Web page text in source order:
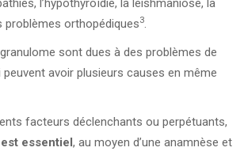
l’hypothyroïdie, la leishmaniose, la
orthopédiques3.
sont dues à des problèmes de
peuvent avoir plusieurs causes en même
facteurs déclenchants ou perpétuants,
essentiel, au moyen d’une anamnèse et